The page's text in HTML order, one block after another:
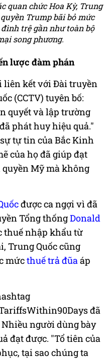
quan chức Hoa Kỳ, Trung
Trump bãi bỏ mức
đình trệ gần như toàn bộ
song phương.
lược đàm phán
liên kết với Đài truyền
(CCTV) tuyên bố:
quyết và lập trường
phát huy hiệu quả."
tự tin của Bắc Kinh
của họ đã giúp đạt
Mỹ mà không
được ca ngợi vì đã
Tổng thốngDonald
thuế nhập khẩu từ
Trung Quốc cũng
mứcthuế trả đũaáp
đã
người dùng bày
đạt được. "Tổ tiên của
tại sao chúng ta